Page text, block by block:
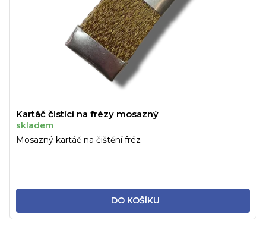
Kartáč čistící na frézy mosazný
skladem
DO KOŠÍKU
Mosazný kartáč na čištění fréz